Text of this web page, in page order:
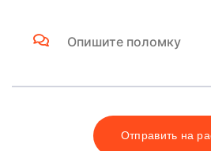
Отправить на